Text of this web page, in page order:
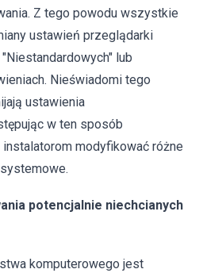
Z tego powodu wszystkie
ustawień przeglądarki
lub
Nieświadomi tego
ustawienia
w ten sposób
modyfikować różne
potencjalnie niechcianych
komputerowego jest